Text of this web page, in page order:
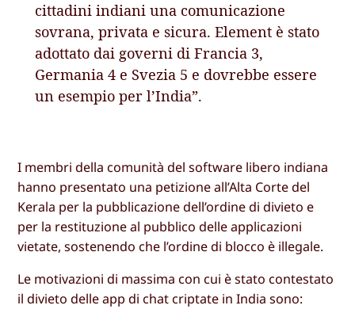
cittadini indiani una comunicazione
sovrana, privata e sicura. Element è stato
adottato dai governi di Francia 3,
Germania 4 e Svezia 5 e dovrebbe essere
un esempio per l’India”.
I membri della comunità del software libero indiana
hanno presentato una petizione all’Alta Corte del
Kerala per la pubblicazione dell’ordine di divieto e
per la restituzione al pubblico delle applicazioni
vietate, sostenendo che l’ordine di blocco è illegale.
Le motivazioni di massima con cui è stato contestato
il divieto delle app di chat criptate in India sono: